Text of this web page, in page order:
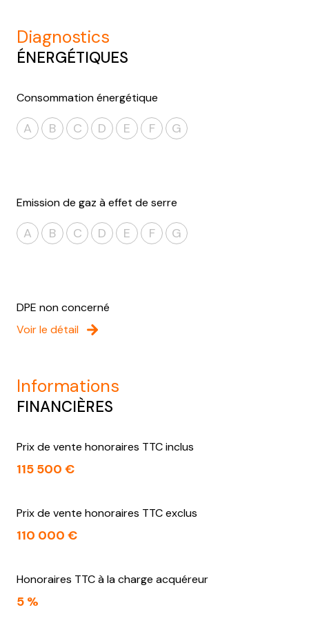
diagnostics
ÉNERGÉTIQUES
Consommation énergétique
A B C D E F G
Emission de gaz à effet de serre
A B C D E F G
DPE non concerné
Voir le détail
informations
FINANCIÈRES
Prix de vente honoraires TTC inclus
115 500 €
Prix de vente honoraires TTC exclus
110 000 €
Honoraires TTC à la charge acquéreur
5 %